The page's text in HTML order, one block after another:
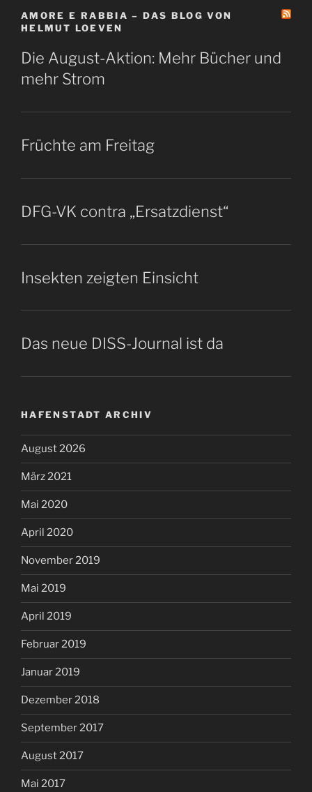
AMORE E RABBIA – DAS BLOG VON
HELMUT LOEVEN
Die August-Aktion: Mehr Bücher und
mehr Strom
Früchte am Freitag
DFG-VK contra „Ersatzdienst“
Insekten zeigten Einsicht
Das neue DISS-Journal ist da
HAFENSTADT ARCHIV
August 2026
März 2021
Mai 2020
April 2020
November 2019
Mai 2019
April 2019
Februar 2019
Januar 2019
Dezember 2018
September 2017
August 2017
Mai 2017